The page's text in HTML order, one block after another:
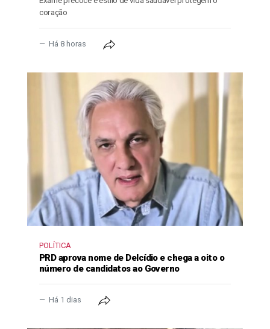
coração
Há 8 horas
POLÍTICA
PRD aprova nome de Delcídio e chega a oito o
número de candidatos ao Governo
Há 1 dias